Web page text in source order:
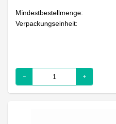
Mindestbestellmenge:
Verpackungseinheit: